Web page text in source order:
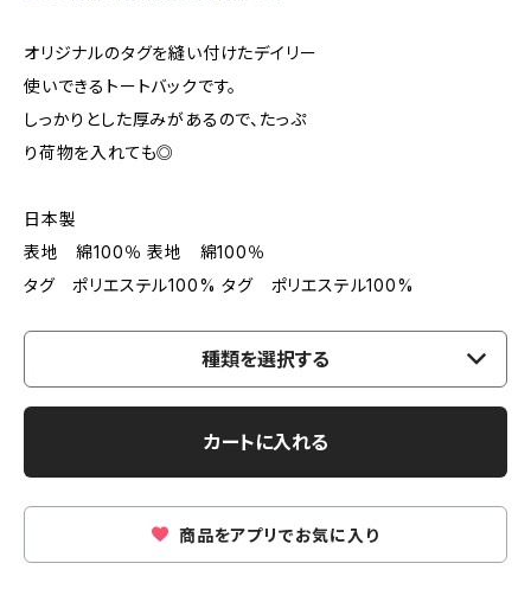
オリジナルのタグを縫い付けたデイリー
使いできるトートバックです。
しっかりとした厚みがあるので、たっぷ
り荷物を入れても◎
日本製
表地 綿100％ 表地 綿100％
タグ ポリエステル100% タグ ポリエステル100%
種類を選択する
カートに入れる
商品をアプリでお気に入り